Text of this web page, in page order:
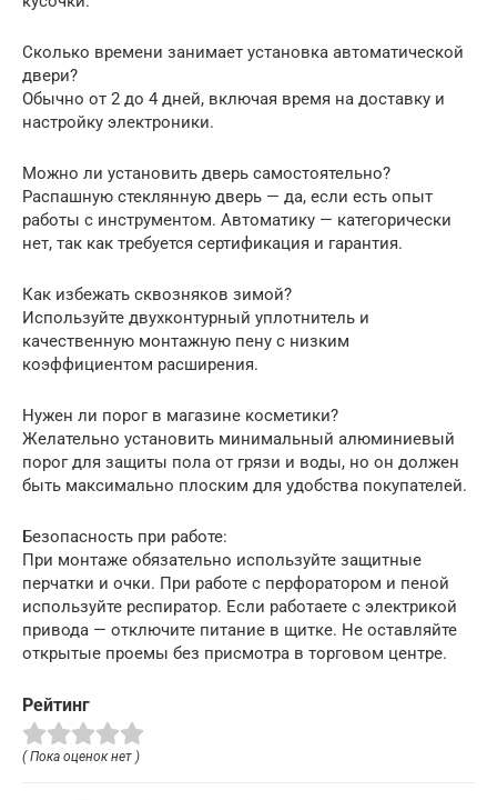
Сколько времени занимает установка автоматической
двери?
Обычно от 2 до 4 дней, включая время на доставку и
настройку электроники.
Можно ли установить дверь самостоятельно?
Распашную стеклянную дверь — да, если есть опыт
работы с инструментом. Автоматику — категорически
нет, так как требуется сертификация и гарантия.
Как избежать сквозняков зимой?
Используйте двухконтурный уплотнитель и
качественную монтажную пену с низким
коэффициентом расширения.
Нужен ли порог в магазине косметики?
Желательно установить минимальный алюминиевый
порог для защиты пола от грязи и воды, но он должен
быть максимально плоским для удобства покупателей.
Безопасность при работе:
При монтаже обязательно используйте защитные
перчатки и очки. При работе с перфоратором и пеной
используйте респиратор. Если работаете с электрикой
привода — отключите питание в щитке. Не оставляйте
открытые проемы без присмотра в торговом центре.
Рейтинг
( Пока оценок нет )